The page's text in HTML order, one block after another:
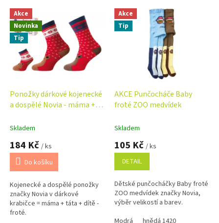
p
Akce
Novinka
Tip
Ponožky dárkové kojenecké
a dospělé Novia - máma +
Skladem
184 Kč / ks
Do košíku
Kojenecké a dospělé ponožky
značky Novia v dárkové
krabičce = máma + táta + dítě -
froté.
Akce
Tip
AKCE Punčocháče Baby
froté ZOO medvídek
Skladem
105 Kč / ks
DETAIL
Dětské punčocháčky Baby froté
ZOO medvídek značky Novia,
výběr velikostí a barev.
Modrá
hnědá 1420